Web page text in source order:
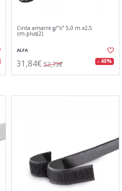
Cinta amarre g/"s" 5,0 m.x2,5
cm.plus(2)
ALFA
31,84€ 52,73€ - 40%